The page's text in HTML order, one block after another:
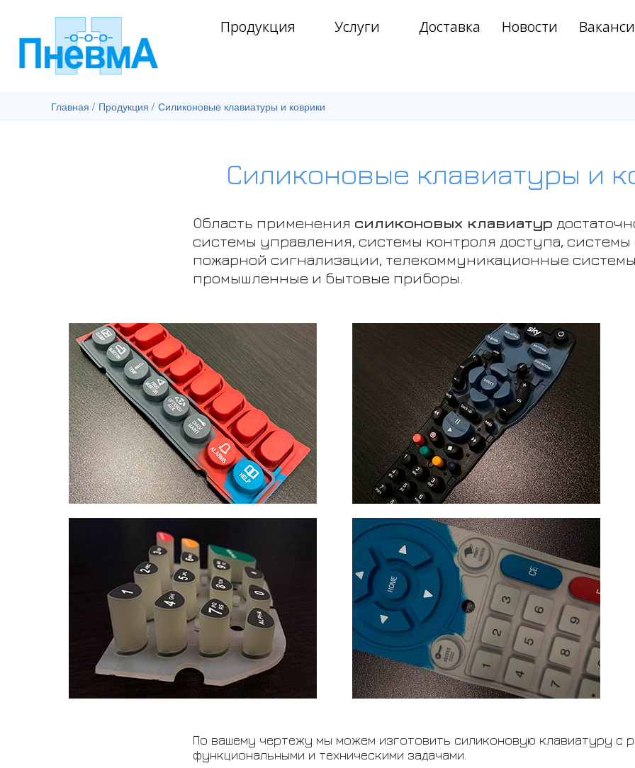
Продукция Услуги Доставка Новости
Главная / Продукция / Силиконовые клавиатуры и коврики
Силиконовые клавиатуры и
Область применения силиконовых клавиатур
системы управления, системы контроля доступа,
пожарной сигнализации, телекоммуникационные
промышленные и бытовые приборы.
По вашему чертежу мы можем изготовить силиконовую клавиатуру с
функциональными и техническими задачами.